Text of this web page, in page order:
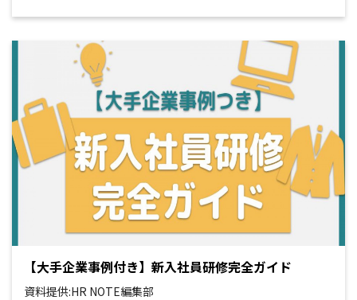
【大手企業事例付き】新入社員研修完全ガイド
資料提供:HR NOTE編集部